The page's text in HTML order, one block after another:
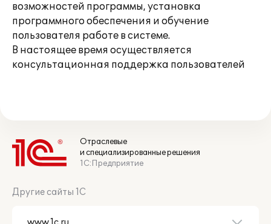
возможностей программы, установка
программного обеспечения и обучение
пользователя работе в системе.
В настоящее время осуществляется
консультационная поддержка пользователей
Отраслевые
и специализированные решения
1С:Предприятие
Другие сайты 1С